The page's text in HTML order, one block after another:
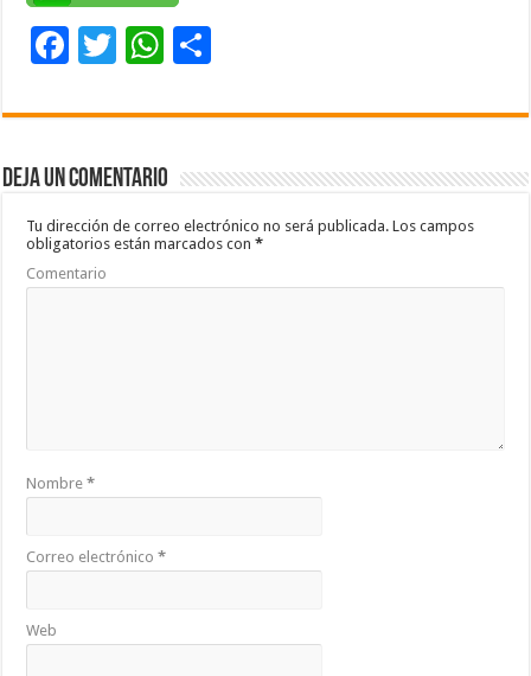
F
e
b
o
o
k
T
tt
er
W
at
sA
p
p
m
ar
ti
Deja un comentario
Tu dirección de correo electrónico no será publicada. Los campos
obligatorios están marcados con*
Comentario
Nombre*
Correo electrónico*
Web